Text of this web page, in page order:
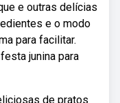
e outras delícias
e o modo
para facilitar.
junina para
de pratos